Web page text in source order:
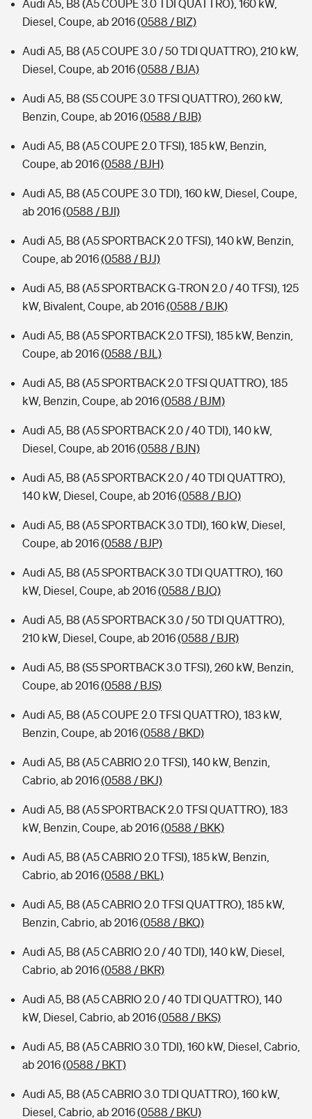
Audi A5, B8 (A5 COUPE 3.0 TDI QUATTRO), 160 kW,
Diesel, Coupe, ab 2016(0588 / BIZ)
Audi A5, B8 (A5 COUPE 3.0 / 50 TDI QUATTRO), 210 kW,
Diesel, Coupe, ab 2016(0588 / BJA)
Audi A5, B8 (S5 COUPE 3.0 TFSI QUATTRO), 260 kW,
Benzin, Coupe, ab 2016(0588 / BJB)
Audi A5, B8 (A5 COUPE 2.0 TFSI), 185 kW, Benzin,
Coupe, ab 2016(0588 / BJH)
Audi A5, B8 (A5 COUPE 3.0 TDI), 160 kW, Diesel, Coupe,
ab 2016(0588 / BJI)
Audi A5, B8 (A5 SPORTBACK 2.0 TFSI), 140 kW, Benzin,
Coupe, ab 2016(0588 / BJJ)
Audi A5, B8 (A5 SPORTBACK G-TRON 2.0 / 40 TFSI), 125
kW, Bivalent, Coupe, ab 2016(0588 / BJK)
Audi A5, B8 (A5 SPORTBACK 2.0 TFSI), 185 kW, Benzin,
Coupe, ab 2016(0588 / BJL)
Audi A5, B8 (A5 SPORTBACK 2.0 TFSI QUATTRO), 185
kW, Benzin, Coupe, ab 2016(0588 / BJM)
Audi A5, B8 (A5 SPORTBACK 2.0 / 40 TDI), 140 kW,
Diesel, Coupe, ab 2016(0588 / BJN)
Audi A5, B8 (A5 SPORTBACK 2.0 / 40 TDI QUATTRO),
140 kW, Diesel, Coupe, ab 2016(0588 / BJO)
Audi A5, B8 (A5 SPORTBACK 3.0 TDI), 160 kW, Diesel,
Coupe, ab 2016(0588 / BJP)
Audi A5, B8 (A5 SPORTBACK 3.0 TDI QUATTRO), 160
kW, Diesel, Coupe, ab 2016(0588 / BJQ)
Audi A5, B8 (A5 SPORTBACK 3.0 / 50 TDI QUATTRO),
210 kW, Diesel, Coupe, ab 2016(0588 / BJR)
Audi A5, B8 (S5 SPORTBACK 3.0 TFSI), 260 kW, Benzin,
Coupe, ab 2016(0588 / BJS)
Audi A5, B8 (A5 COUPE 2.0 TFSI QUATTRO), 183 kW,
Benzin, Coupe, ab 2016(0588 / BKD)
Audi A5, B8 (A5 CABRIO 2.0 TFSI), 140 kW, Benzin,
Cabrio, ab 2016(0588 / BKJ)
Audi A5, B8 (A5 SPORTBACK 2.0 TFSI QUATTRO), 183
kW, Benzin, Coupe, ab 2016(0588 / BKK)
Audi A5, B8 (A5 CABRIO 2.0 TFSI), 185 kW, Benzin,
Cabrio, ab 2016(0588 / BKL)
Audi A5, B8 (A5 CABRIO 2.0 TFSI QUATTRO), 185 kW,
Benzin, Cabrio, ab 2016(0588 / BKQ)
Audi A5, B8 (A5 CABRIO 2.0 / 40 TDI), 140 kW, Diesel,
Cabrio, ab 2016(0588 / BKR)
Audi A5, B8 (A5 CABRIO 2.0 / 40 TDI QUATTRO), 140
kW, Diesel, Cabrio, ab 2016(0588 / BKS)
Audi A5, B8 (A5 CABRIO 3.0 TDI), 160 kW, Diesel, Cabrio,
ab 2016(0588 / BKT)
Audi A5, B8 (A5 CABRIO 3.0 TDI QUATTRO), 160 kW,
Diesel, Cabrio, ab 2016(0588 / BKU)